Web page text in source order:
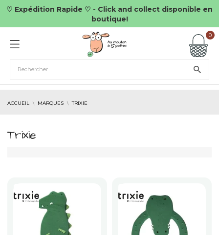
♡ Expédition Rapide ♡ - Click and collect disponible en
boutique!
0
ACCUEIL MARQUES TRIXIE
Trixie